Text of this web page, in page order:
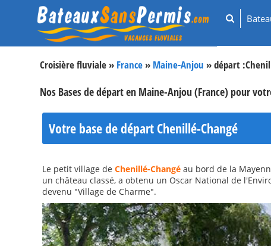
Croisière fluviale » France » Maine-Anjou » départ :
Nos Bases de départ en Maine-Anjou (France) pour
Votre base de départ Chenillé-Changé
Le petit village de Chenillé-Changé au bord de la
un château classé, a obtenu un Oscar National de
devenu "Village de Charme".